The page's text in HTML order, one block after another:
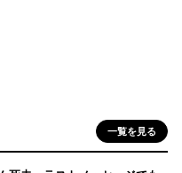
一覧を見る